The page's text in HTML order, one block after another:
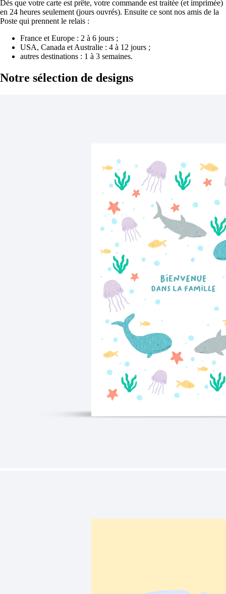
Dès que votre carte est prête, votre commande est traitée (et imprimée)
en 24 heures seulement (jours ouvrés). Ensuite ce sont nos amis de la
Poste qui prennent le relais :
France et Europe : 2 à 6 jours ;
USA, Canada et Australie : 4 à 12 jours ;
autres destinations : 1 à 3 semaines.
Notre sélection de designs